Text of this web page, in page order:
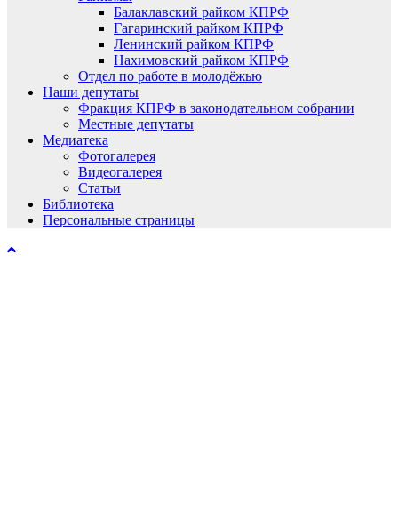
Балаклавский райком КПРФ
Гагаринский райком КПРФ
Ленинский райком КПРФ
Нахимовский райком КПРФ
Отдел по работе в молодёжью
Наши депутаты
Фракция КПРФ в законодательном собрании
Местные депутаты
Медиатека
Фотогалерея
Видеогалерея
Статьи
Библиотека
Персональные страницы